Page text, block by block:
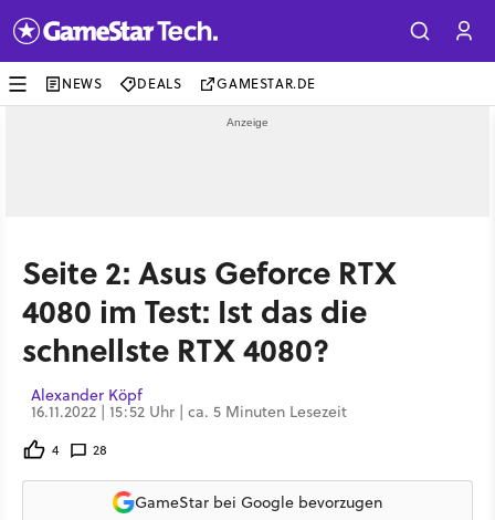
NEWS DEALS GAMESTAR.DE
Seite 2: Asus Geforce RTX
4080 im Test: Ist das die
schnellste RTX 4080?
Alexander Köpf
16.11.2022 | 15:52 Uhr | ca. 5 Minuten Lesezeit
4 28
GameStar bei Google bevorzugen